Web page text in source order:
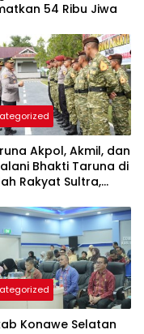
54 Ribu Jiwa
Akpol, Akmil, dan
Bhakti Taruna di
Rakyat Sultra,
Konawe Selatan